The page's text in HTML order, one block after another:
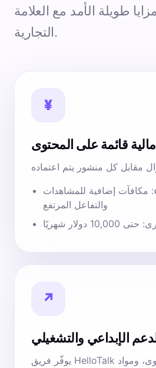
طويلة الأمد مع العلامة
التجارية.
¥
قائمة على المحتوى
مقابل كل منشور يتم اعتماده
مكافآت إضافية للمشاهدات
والتفاعل المرتفع
دولار شهريًا
↗
الإبداعي والتشغيلي
يوفّر فريق HelloTalk توجيهات للمحتوى، ومواد